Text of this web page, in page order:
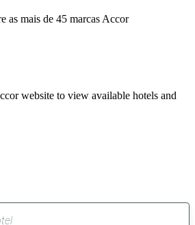
as mais de 45 marcas Accor
website to view available hotels and